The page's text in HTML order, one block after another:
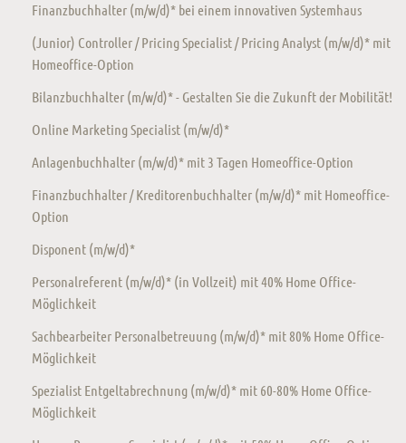
Finanzbuchhalter (m/w/d)* bei einem innovativen Systemhaus
(Junior) Controller / Pricing Specialist / Pricing Analyst (m/w/d)* mit
Homeoffice-Option
Bilanzbuchhalter (m/w/d)* - Gestalten Sie die Zukunft der Mobilität!
Online Marketing Specialist (m/w/d)*
Anlagenbuchhalter (m/w/d)* mit 3 Tagen Homeoffice-Option
Finanzbuchhalter / Kreditorenbuchhalter (m/w/d)* mit Homeoffice-
Option
Disponent (m/w/d)*
Personalreferent (m/w/d)* (in Vollzeit) mit 40% Home Office-
Möglichkeit
Sachbearbeiter Personalbetreuung (m/w/d)* mit 80% Home Office-
Möglichkeit
Spezialist Entgeltabrechnung (m/w/d)* mit 60-80% Home Office-
Möglichkeit